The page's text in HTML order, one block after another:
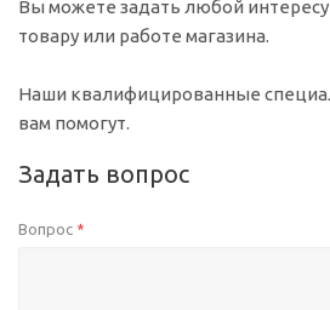
Вы можете задать любой
товару или работе магазина.
Наши квалифицированные
вам помогут.
Задать вопрос
Вопрос *